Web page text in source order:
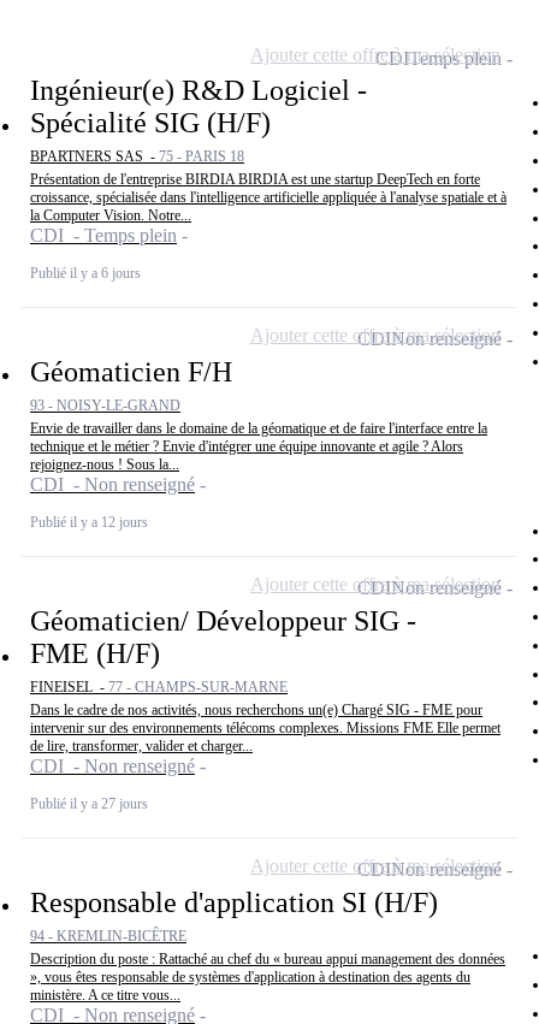
Ingénieur(e) R&D Logiciel -
Spécialité SIG (H/F)
BPARTNERS SAS - 75 - PARIS 18
Présentation de l'entreprise BIRDIA BIRDIA est une startup DeepTech en forte
croissance, spécialisée dans l'intelligence artificielle appliquée à l'analyse spatiale et à
la Computer Vision. Notre...
CDI - Temps plein
Publié il y a 6 jours
CDITemps plein
Ajouter cette offre à ma sélection
Géomaticien F/H
93 - NOISY-LE-GRAND
Envie de travailler dans le domaine de la géomatique et de faire l'interface entre la
technique et le métier ? Envie d'intégrer une équipe innovante et agile ? Alors
rejoignez-nous ! Sous la...
CDI - Non renseigné
Publié il y a 12 jours
CDINon renseigné
Ajouter cette offre à ma sélection
Géomaticien/ Développeur SIG -
FME (H/F)
FINEISEL - 77 - CHAMPS-SUR-MARNE
Dans le cadre de nos activités, nous recherchons un(e) Chargé SIG - FME pour
intervenir sur des environnements télécoms complexes. Missions FME Elle permet
de lire, transformer, valider et charger...
CDI - Non renseigné
Publié il y a 27 jours
CDINon renseigné
Ajouter cette offre à ma sélection
Responsable d'application SI (H/F)
94 - KREMLIN-BICÊTRE
Description du poste : Rattaché au chef du « bureau appui management des données
», vous êtes responsable de systèmes d'application à destination des agents du
ministère. A ce titre vous...
CDI - Non renseigné
CDINon renseigné
Ajouter cette offre à ma sélection